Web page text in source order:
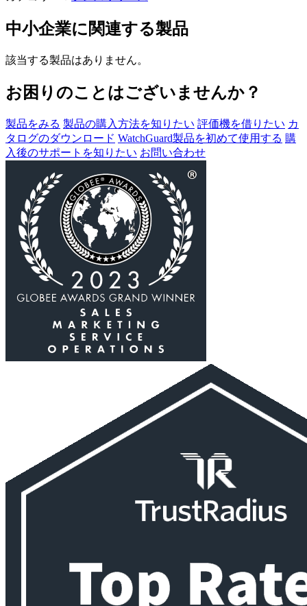
中小企業に関連する製品
該当する製品はありません。
お困りのことはございませんか？
製品をみる 製品の購入方法を知りたい 評価機を借りたい カ
タログのダウンロード WatchGuard製品を初めて使用する 購
入後のサポートを知りたい お問い合わせ